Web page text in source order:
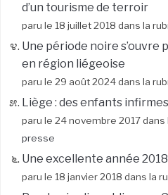
d’un tourisme de terroir
paru le 18 juillet 2018 dans la
Une période noire
en région liégeoise
paru le 29 août 2024 dans la
Liège : des enfants infirmes
paru le 24 novembre 2017 dans
presse
Une excellente année
paru le 18 janvier 2018 dans la